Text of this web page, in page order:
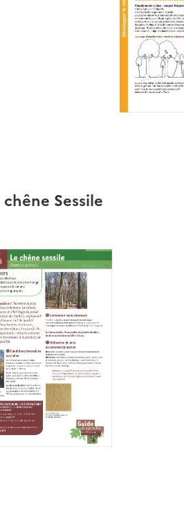
chêne Sessile